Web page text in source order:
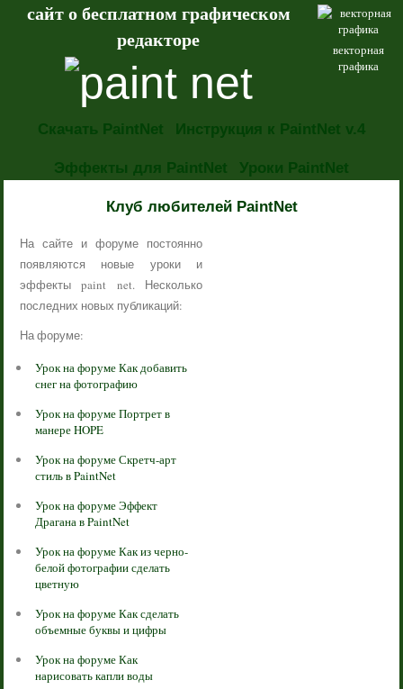
векторная
графика
сайт о бесплатном графическом
редакторе
Скачать PaintNet Инструкция к PaintNet v.4
Эффекты для PaintNet Уроки PaintNet
Клуб любителей PaintNet
На сайте и форуме постоянно
появляются новые уроки и
эффекты paint net. Несколько
последних новых публикаций:
На форуме:
Урок на форуме Как добавить
снег на фотографию
Урок на форуме Портрет в
манере HOPE
Урок на форуме Скретч-арт
стиль в PaintNet
Урок на форуме Эффект
Драгана в PaintNet
Урок на форуме Как из черно-
белой фотографии сделать
цветную
Урок на форуме Как сделать
объемные буквы и цифры
Урок на форуме Как
нарисовать капли воды